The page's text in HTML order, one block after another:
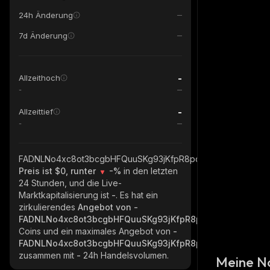
24h Änderung
7d Änderung
Allzeithoch -
-
Allzeittief -
-
FADNLNo4xc8ot3bcgbHFQuuSKg93jKfpR8pcCR76pump_solana
Preis ist $0, runter
-% in den letzten
24 Stunden, und die Live-
Marktkapitalisierung ist -. Es hat ein
zirkulierendes Angebot von -
Coins und ein maximales Angebot von -
zusammen mit - 24h Handelsvolumen. Meine